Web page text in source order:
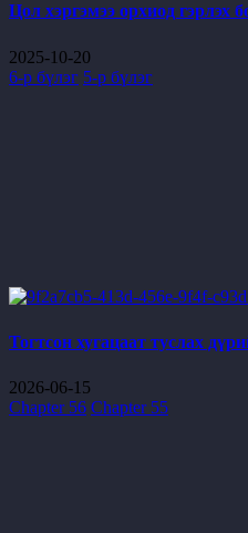
Цол хэргэмээ орхиод гэрлэх
2025-10-20
6-р бүлэг 5-р бүлэг
Тогтсон хугацаат туслах
2026-06-15
Chapter 56 Chapter 55